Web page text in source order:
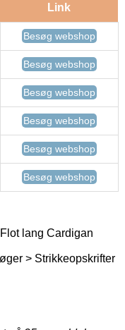
Link
Besøg webshop
Besøg webshop
Besøg webshop
Besøg webshop
Besøg webshop
Besøg webshop
lang Cardigan
> Strikkeopskrifter